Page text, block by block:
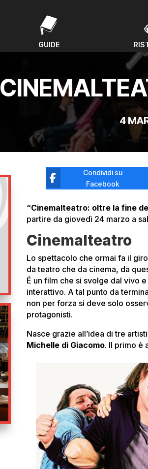
GUIDE
4
Condividi su
Facebook
“Cinemalteatro: oltre la fine
partire da giovedì 24 marzo a
Cinemalteatro
Lo spettacolo che ormai fa il giro
da teatro che da cinema, da
É un film che si svolge dal vivo
interattivo. A tal punto da
non per forza si deve solo
protagonisti.
Nasce grazie all’idea di tre artisti
Michelle di Giacomo. Il primo è